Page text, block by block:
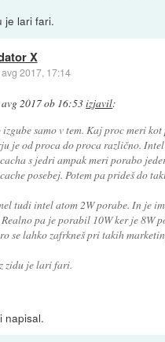
je lari fari.
X
2017, 17:14
2017 ob 16:53izjavil:
izgube samo v tem. Kaj proc meri
je od proca do proca različno.
s jedri ampak meri porabo
posebej. Potem pa prideš do
tudi intel atom 2W porabe. In je
pa je porabil 10W ker je 8W
se lahko zafrkneš pri takih
zidu je lari fari.
napisal.